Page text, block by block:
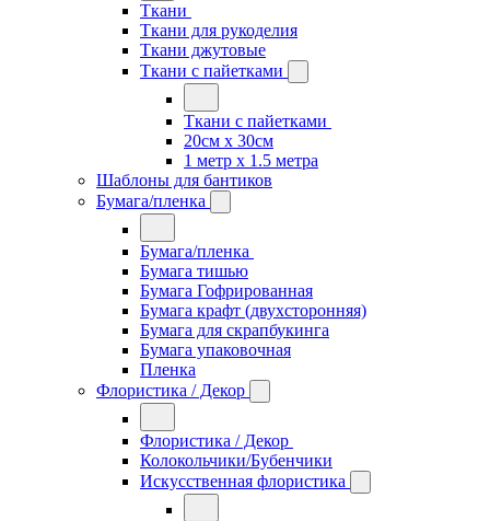
Ткани
Ткани для рукоделия
Ткани джутовые
Ткани с пайетками
Ткани с пайетками
20см х 30см
1 метр х 1.5 метра
Шаблоны для бантиков
Бумага/пленка
Бумага/пленка
Бумага тишью
Бумага Гофрированная
Бумага крафт (двухсторонняя)
Бумага для скрапбукинга
Бумага упаковочная
Пленка
Флористика / Декор
Флористика / Декор
Колокольчики/Бубенчики
Искусственная флористика